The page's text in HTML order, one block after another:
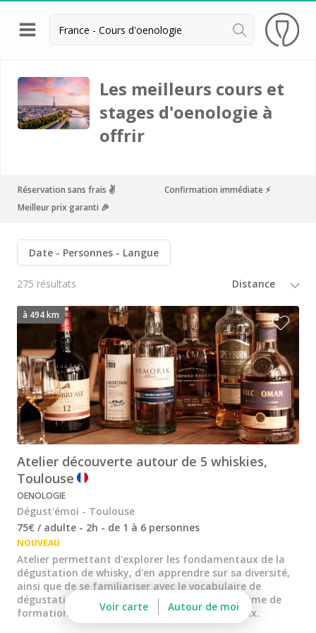
Retour
Visite cave & dégustation vin Beaune
Visite cave & dégustation vin Chablis
Visite cave & dégustation vin Châteauneuf du
Visite cave & dégustation Cognac
Visite cave Epernay
Visite chateau & dégustation vin Médoc
Visite chateau & dégustation vin Pessac Léognan
Visite cave & dégustation champagne Reims
Visite chateau & dégustation vin Saint Emilion
Visite cave & dégustation vin Sancerre
Visite cave & dégustation vin Saumur
Visite cave Vouvray
Caves Ackerman
Cave de Vouvray
Caves du Louvre
Cave historique des Hospices de Strasbourg
Bouvet Ladubay
Champagne Canard Duchêne
Les meilleurs cours et
stages d'oenologie à
offrir
Réservation sans frais ✌️
Confirmation immédiate ⚡️
Meilleur prix garanti 🎉
Date Personnes Langue
275 résultats
Atelier découverte autour de 5 whiskies,
Toulouse
OENOLOGIE
Dégust'émoi - Toulouse
75€ / adulte - 2h - de 1 à 6 personnes
NOUVEAU
Atelier permettant d'explorer les fondamentaux de la
dégustation de whisky, d'en apprendre sur sa diversité,
ainsi que de se familiariser avec le vocabulaire de
dégustation. Proposé par Dégust'emoi, organisme de
formation spécialisé dans le vin et les spiritueux.
à 494 km
Voir carte Autour de moi